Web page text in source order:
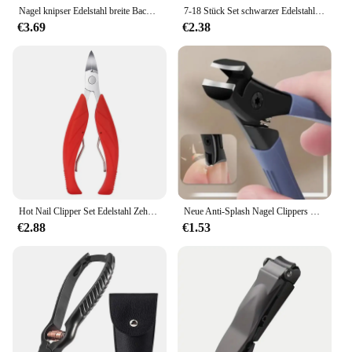
Nagel knipser Edelstahl breite Backen öffnung Maniküre Fingernagel schneider dicke harte ein gewachsene Zehen nagels chere Werkzeuge
€3.69
7-18 Stück Set schwarzer Edelstahl Nagel knipser kompletter Satz Nagel knipser Akne Nadeln Fuß knipser Schönheits zange
€2.38
Hot Nail Clipper Set Edelstahl Zehen nagel knipser dicke ein gewachsene Zehen nagel Hochleistungs-Präzisions nagels chere geschnittene Zehennägel Werkzeug
€2.88
Neue Anti-Splash Nagel Clippers Große Dicke Harte Spezielle Nagel Clippers Diagonal Zangen Nagel Schere Haushalt Maniküre Werkzeuge
€1.53